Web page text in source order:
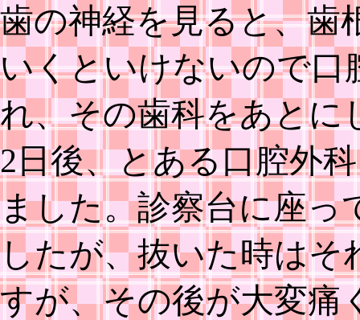
歯の神経を見ると、歯
いくといけないので口
れ、その歯科をあとに
2日後、とある口腔外
ました。診察台に座っ
したが、抜いた時はそ
すが、その後が大変痛